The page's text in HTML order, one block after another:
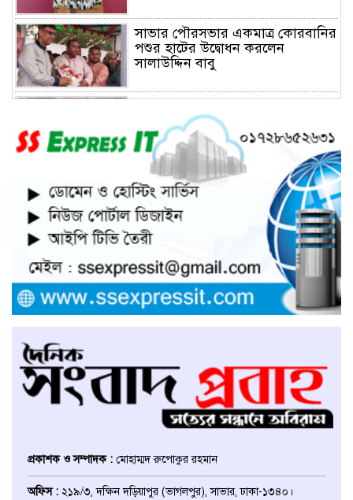
সাভার পৌরসভার একমাত্র কোরবানির
পশুর হাটের উদ্বোধন করলেন
সালাউদ্দিন বাবু
প্রতিষ্ঠানে হামলা চালিয়ে তালা ঝুলিয়ে
দিয়েছে সন্ত্রাসীরা
সাভারে নারী উদ্যোক্তার খামার ভাংচুর,
৫ লাখ টাকার ক্ষয়ক্ষতি
উভয়পক্ষের সমঝোতায় ধর্মঘট
প্রত্যাহার করায় সাভারের মুরগীর
বাজার স্বাভাবিক
আলমগীর হোসেন
আশুলিয়ায় চাঁদার টাকা হালাল করতে
পুলিশ কর্মকর্তাকে ফাঁসানোর অভিযোগ
ঢাকা জেলা উত্তর ছাত্রদলের সহ-
প্রকাশক ও সম্পাদক : মোহাম্মদ রুপোকুর রহমান
অফিস : ২১৯/৩, দক্ষিন দড়িয়াপুর (ভাগলপুর), সাভার, ঢাকা-১৩৪০।